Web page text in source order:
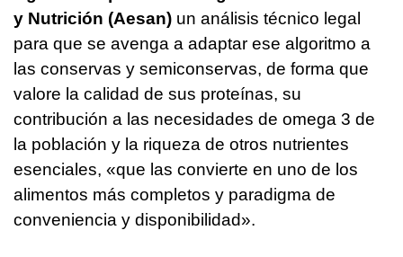
y Nutrición (Aesan) un análisis técnico legal
para que se avenga a adaptar ese algoritmo a
las conservas y semiconservas, de forma que
valore la calidad de sus proteínas, su
contribución a las necesidades de omega 3 de
la población y la riqueza de otros nutrientes
esenciales, «que las convierte en uno de los
alimentos más completos y paradigma de
conveniencia y disponibilidad».